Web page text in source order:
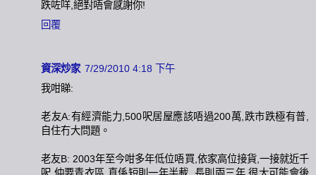
跌咗咩,絕對唔會感謝你!
回覆
資深炒家 7/29/2010 4:18 下午
我咁睇:
老友A:有經濟能力,500呎居屋應該唔過200萬,跌市跌極有普,
自住冇大問題。
老友B: 2003年至今咁多年低位唔買,依家高位接貨,一接就近千
呎,仲要青衣區,真係短則一年半載, 長則兩三年,很大可能會後